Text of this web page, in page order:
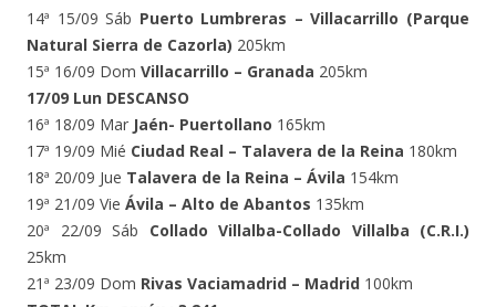
14ª 15/09 Sáb Puerto Lumbreras – Villacarrillo (Parque
Natural Sierra de Cazorla) 205km
15ª 16/09 Dom Villacarrillo – Granada 205km
17/09 Lun DESCANSO
16ª 18/09 Mar Jaén- Puertollano 165km
17ª 19/09 Mié Ciudad Real – Talavera de la Reina 180km
18ª 20/09 Jue Talavera de la Reina – Ávila 154km
19ª 21/09 Vie Ávila – Alto de Abantos 135km
20ª 22/09 Sáb Collado Villalba-Collado Villalba (C.R.I.)
25km
21ª 23/09 Dom Rivas Vaciamadrid – Madrid 100km